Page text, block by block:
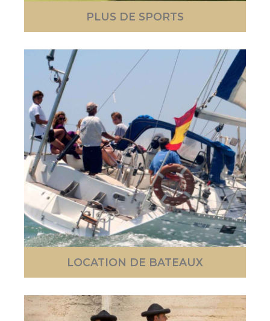
PLUS DE SPORTS
LOCATION DE BATEAUX